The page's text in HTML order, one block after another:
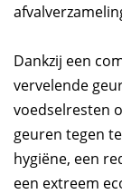
Dankzij een
vervelende
voedselresten
geuren tegen
hygiëne, een
een extreem